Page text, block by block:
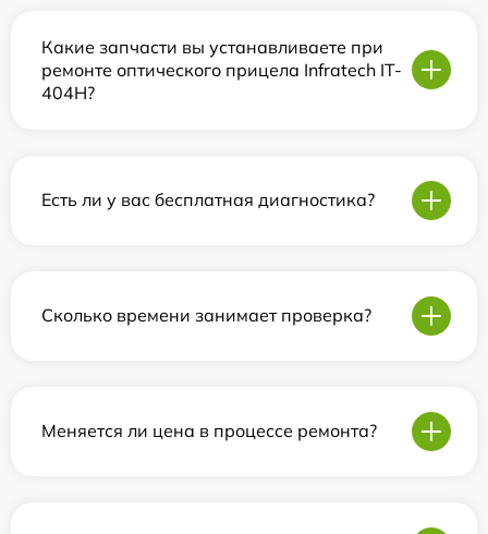
Какие запчасти вы устанавливаете при
ремонте оптического прицела Infratech IT-
404H?
Есть ли у вас бесплатная диагностика?
Сколько времени занимает проверка?
Меняется ли цена в процессе ремонта?